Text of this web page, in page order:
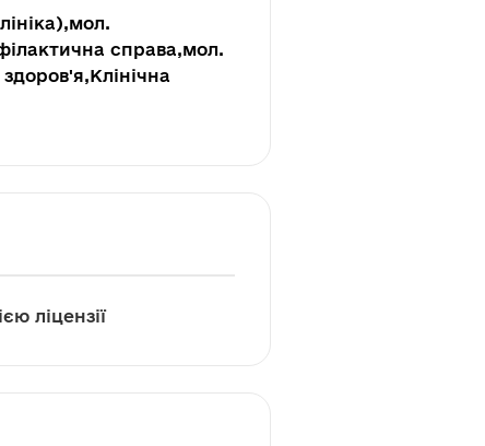
справа,мол.
ліцензії